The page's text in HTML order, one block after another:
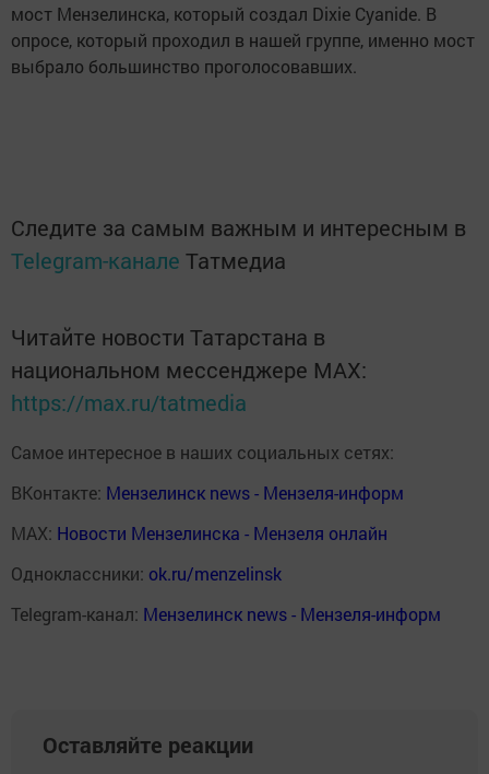
мост Мензелинска, который создал Dixie Cyanide. В
опросе, который проходил в нашей группе, именно мост
выбрало большинство проголосовавших.
Следите за самым важным и интересным в
Telegram-канале Татмедиа
Читайте новости Татарстана в
национальном мессенджере MАХ:
https://max.ru/tatmedia
Самое интересное в наших социальных сетях:
ВКонтакте: Мензелинск news - Мензеля-информ
MAX: Новости Мензелинска - Мензеля онлайн
Одноклассники: ok.ru/menzelinsk
Telegram-канал: Мензелинск news - Мензеля-информ
Оставляйте реакции